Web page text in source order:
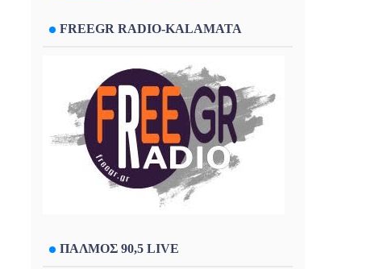
FREEGR RADIO-KALAMATA
ΠΑΛΜΟΣ 90,5 LIVE